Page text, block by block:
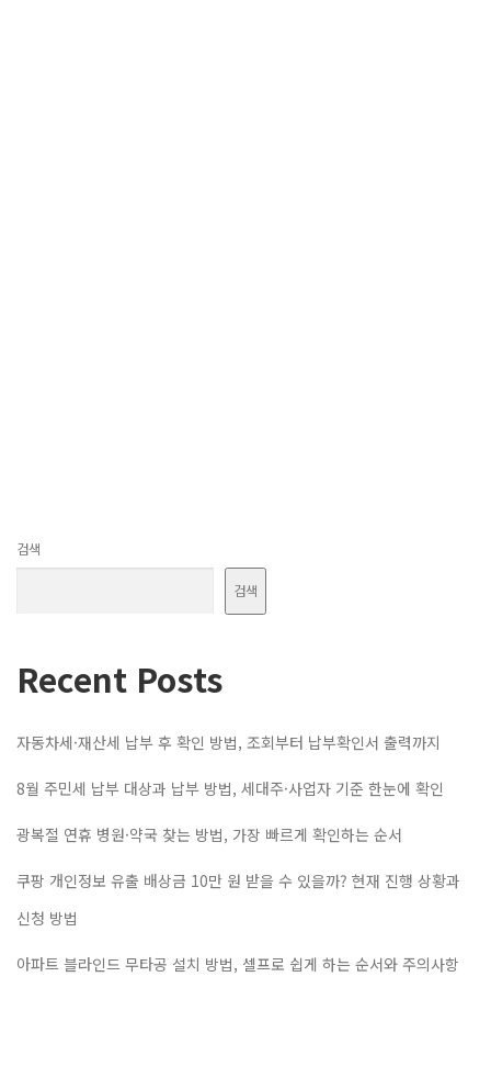
검색
검색
Recent Posts
자동차세·재산세 납부 후 확인 방법, 조회부터 납부확인서 출력까지
8월 주민세 납부 대상과 납부 방법, 세대주·사업자 기준 한눈에 확인
광복절 연휴 병원·약국 찾는 방법, 가장 빠르게 확인하는 순서
쿠팡 개인정보 유출 배상금 10만 원 받을 수 있을까? 현재 진행 상황과
신청 방법
아파트 블라인드 무타공 설치 방법, 셀프로 쉽게 하는 순서와 주의사항